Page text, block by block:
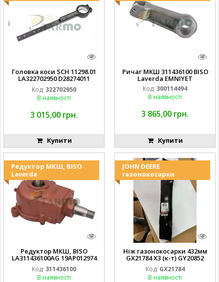
Головка коси SCH 11298.01
LA322702950 D28274011
EMNIYET
Код: 322702950
В наявності
3 015,00 грн.
Купити
Ричаг МКШ 311436100 BISO
Laverda EMNIYET
Код: 300114494
В наявності
3 865,00 грн.
Купити
Редуктор МКШ, BISO
Laverda
Редуктор МКШ, BISO
LA311436100AG 19AP012974
Laverda EMNIYET
Код: 311436100
В наявності
JOHN DEERE
газонокосарки
Ніж газонокосарки 432мм
GX21784 X3 (к-т) GY20852
AM137757 AM141035
Код: GX21784
В наявності